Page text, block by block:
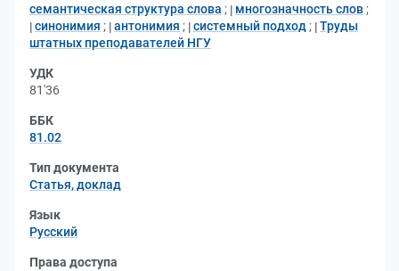
семантическая структура слова ; многозначность слов ;
синонимия ; антонимия ; системный подход ; Труды
штатных преподавателей НГУ
УДК
81'36
ББК
81.02
Тип документа
Статья, доклад
Язык
Русский
Права доступа